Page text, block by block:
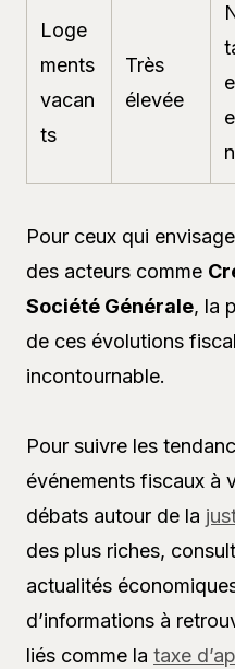
Loge
ments
vacan
ts
Très
élevée
Pour ceux qui
des acteurs comme
Société Générale, la
de ces évolutions
incontournable.
Pour suivre les
événements fiscaux à
débats autour de la
des plus riches,
actualités
d’informations à
liés comme la taxe